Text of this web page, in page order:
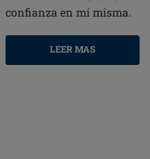
confianza en mí misma.
LEER MAS